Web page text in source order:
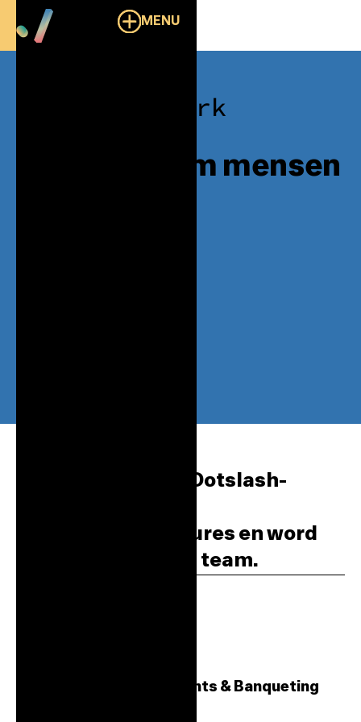
MENU
./work
Het draait om mensen
Bouw mee aan de Dotslash-
Bekijk onze vacatures en word
onderdeel van ons team.
Accountmanager Events & Banqueting